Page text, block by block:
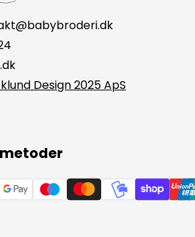
Design 2025 ApS